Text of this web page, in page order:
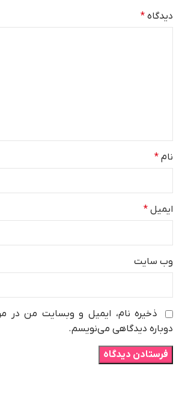
دیدگاه *
نام *
ایمیل *
وب‌ سایت
ذخیره نام، ایمیل و وبسایت من در
دوباره دیدگاهی می‌نویسم.